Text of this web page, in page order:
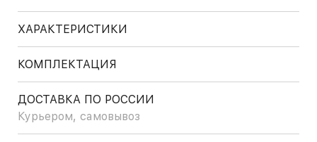
ХАРАКТЕРИСТИКИ
КОМПЛЕКТАЦИЯ
ДОСТАВКА ПО РОССИИ
Курьером, самовывоз